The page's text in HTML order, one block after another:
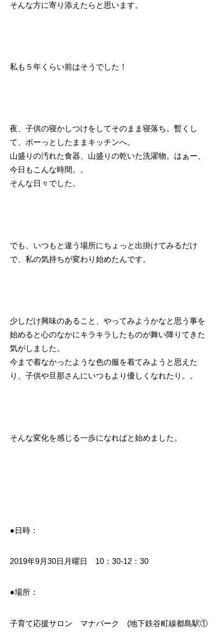
そんな方に寄り添えたらと思います。
私も５年くらい前はそうでした！
夜、子供の寝かしつけをしてそのまま寝落ち。暫くし
て、ボーっとしたままキッチンへ。
山盛りの汚れた食器、山盛りの乾いた洗濯物。はぁー、
今日もこんな時間。。
そんな日々でした。
でも、いつもと違う場所にちょっと出掛けてみるだけ
で、私の気持ちが変わり始めたんです。
少しだけ興味のあること、やってみようかなと思う事を
始めると心のなかにキラキラしたものが舞い降りてきた
気がしました。
今まで着なかったような色の服を着てみようと思えた
り、子供や旦那さんにいつもより優しくなれたり。。
そんな変化を感じる一歩になればと始めました。
●日時：
2019年9月30日月曜日 10：30-12：30
●場所：
子育て応援サロン マナパーク (地下鉄谷町線都島駅①